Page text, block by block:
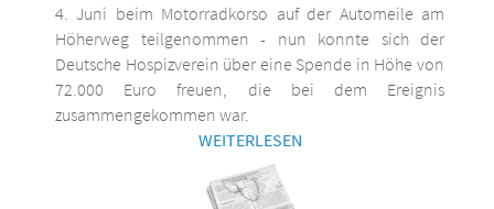
4. Juni beim Motorradkorso auf der Automeile am
Höherweg teilgenommen - nun konnte sich der
Deutsche Hospizverein über eine Spende in Höhe von
72.000 Euro freuen, die bei dem Ereignis
zusammengekommen war.
WEITERLESEN